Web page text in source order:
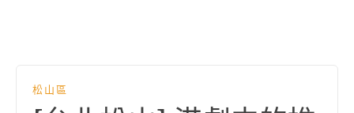
松山區